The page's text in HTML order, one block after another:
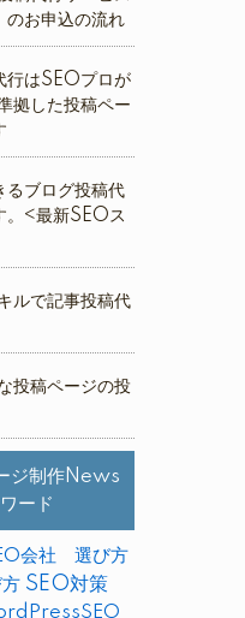
のお申込の流れ
行はSEOプロが
拠した投稿ペー
るブログ投稿代
。<最新SEOス
ルで記事投稿代
投稿ページの投
ジ制作News
ード
会社 選び方
SEO対策